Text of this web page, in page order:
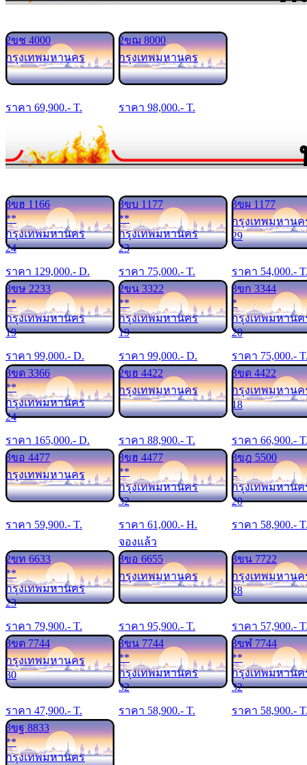
2ขช 4000
กรุงเทพมหานคร
ราคา 69,900.- T.
2ขฌ 8000
กรุงเทพมหานคร
ราคา 98,000.- T.
3ขฮ 1166
**
กรุงเทพมหานคร
24
ราคา 129,000.- D.
3ขบ 1177
**
กรุงเทพมหานคร
23
ราคา 75,000.- T.
3ขผ 1177
กรุงเทพมหานค
29
ราคา 54,000.-
3ขษ 2233
**
กรุงเทพมหานคร
19
ราคา 99,000.- D.
2ขน 3322
**
กรุงเทพมหานคร
19
ราคา 99,000.- D.
3ขก 3344
*
กรุงเทพมหานค
20
ราคา 75,000.-
3ขด 3366
**
กรุงเทพมหานคร
24
ราคา 165,000.- D.
2ขฮ 4422
กรุงเทพมหานคร
ราคา 88,900.- T.
3ขด 4422
กรุงเทพมหานค
18
ราคา 66,900.-
3ขอ 4477
กรุงเทพมหานคร
ราคา 59,900.- T.
3ขฮ 4477
**
กรุงเทพมหานคร
32
ราคา 61,000.- H.
3ขฎ 5500
*
กรุงเทพมหานค
20
ราคา 58,900.-
2ขท 6633
**
กรุงเทพมหานคร
23
ราคา 79,900.- T.
จองแล้ว
3ขอ 6655
กรุงเทพมหานคร
ราคา 95,900.- T.
3ขน 7722
กรุงเทพมหานค
28
ราคา 57,900.-
3ขต 7744
กรุงเทพมหานคร
30
ราคา 47,900.- T.
3ขน 7744
**
กรุงเทพมหานคร
32
ราคา 58,900.- T.
3ขฬ 7744
**
กรุงเทพมหานค
32
ราคา 58,900.-
3ขฐ 8833
**
กรุงเทพมหานคร